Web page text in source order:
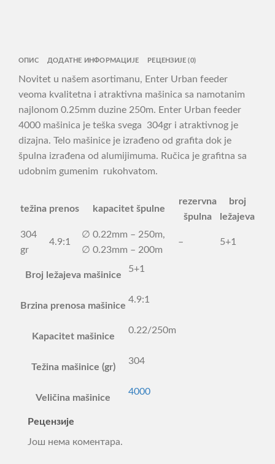
ОПИС ДОДАТНЕ ИНФОРМАЦИЈЕ РЕЦЕНЗИЈЕ (0)
Novitet u našem asortimanu, Enter Urban feeder
veoma kvalitetna i atraktivna mašinica sa namotanim
najlonom 0.25mm duzine 250m. Enter Urban feeder
4000 mašinica je teška svega 304gr i atraktivnog je
dizajna. Telo mašinice je izrađeno od grafita dok je
špulna izrađena od alumijimuma. Ručica je grafitna sa
udobnim gumenim rukohvatom.
težina prenos kapacitet špulne
rezervna
špulna
broj
ležajeva
304
gr
4.9:1
∅ 0.22mm – 250m,
∅ 0.23mm – 200m
– 5+1
Broj ležajeva mašinice
5+1
Brzina prenosa mašinice
4.9:1
Kapacitet mašinice
0.22/250m
Težina mašinice (gr)
304
Veličina mašinice
4000
Рецензије
Још нема коментара.